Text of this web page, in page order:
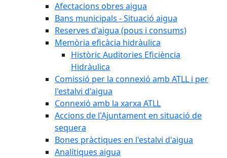
Afectacions obres aigua
Bans municipals - Situació aigua
Reserves d'aigua (pous i consums)
Memòria eficàcia hidràulica
Històric Auditories Eficiència
Hidràulica
Comissió per la connexió amb ATLL i per
l'estalvi d'aigua
Connexió amb la xarxa ATLL
Accions de l'Ajuntament en situació de
sequera
Bones pràctiques en l'estalvi d'aigua
Analítiques aigua